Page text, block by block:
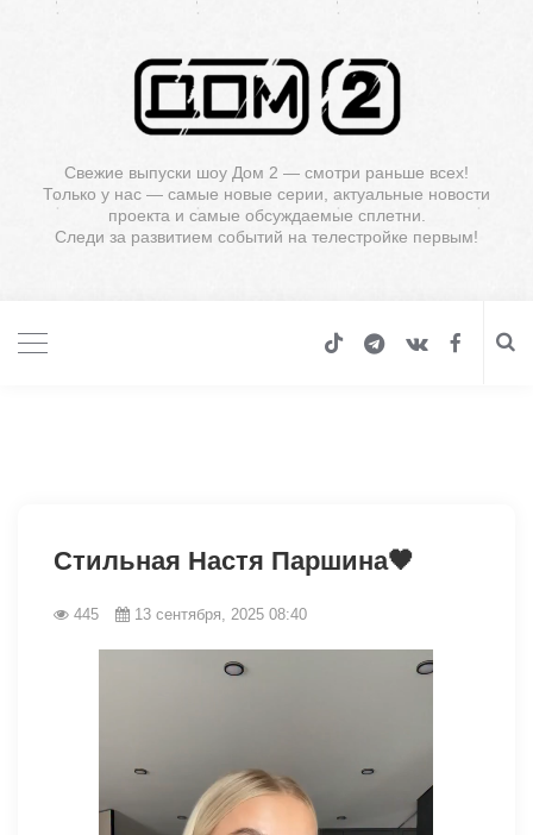
Свежие выпуски шоу Дом 2 — смотри раньше всех!
Только у нас — самые новые серии, актуальные новости
проекта и самые обсуждаемые сплетни.
Следи за развитием событий на телестройке первым!
Стильная Настя Паршина🖤
445 13 сентября, 2025 08:40